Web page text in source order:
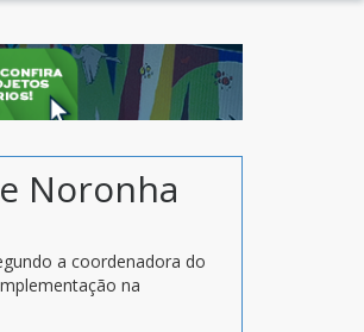
Noronha
a coordenadora do
na